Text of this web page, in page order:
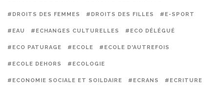
#DROITS DES FEMMES #DROITS DES FILLES #E-SPORT
#EAU #ECHANGES CULTURELLES #ECO DÉLÉGUÉ
#ECO PATURAGE #ECOLE #ECOLE D'AUTREFOIS
#ECOLE DEHORS #ECOLOGIE
#ECONOMIE SOCIALE ET SOILDAIRE #ECRANS #ECRITURE